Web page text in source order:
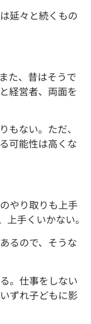
延々と続くもの
た、昔はそうで
経営者、両面を
もない。ただ、
可能性は高くな
やり取りも上手
上手くいかない。
るので、そうな
。仕事をしない
ずれ子どもに影